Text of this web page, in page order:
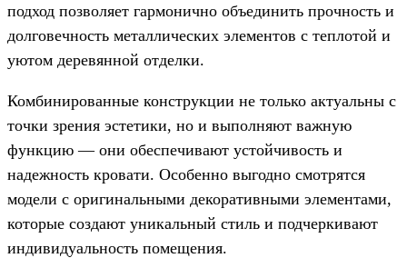
подход позволяет гармонично объединить прочность и
долговечность металлических элементов с теплотой и
уютом деревянной отделки.
Комбинированные конструкции не только актуальны с
точки зрения эстетики, но и выполняют важную
функцию — они обеспечивают устойчивость и
надежность кровати. Особенно выгодно смотрятся
модели с оригинальными декоративными элементами,
которые создают уникальный стиль и подчеркивают
индивидуальность помещения.